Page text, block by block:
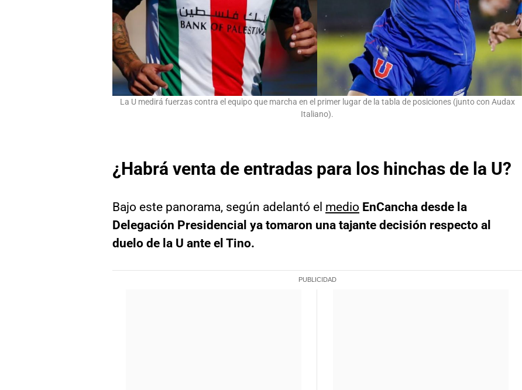
La U medirá fuerzas contra el equipo que marcha en el primer lugar de la tabla de posiciones (junto con Audax
Italiano).
¿Habrá venta de entradas para los hinchas de la U?
Bajo este panorama, según adelantó el medio EnCancha desde la
Delegación Presidencial ya tomaron una tajante decisión respecto al
duelo de la U ante el Tino.